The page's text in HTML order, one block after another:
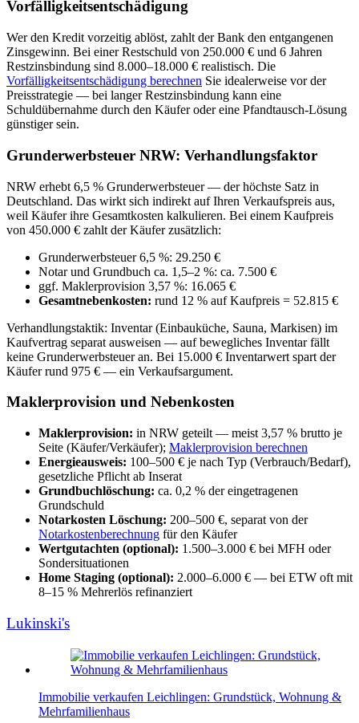
Vorfälligkeitsentschädigung
Wer den Kredit vorzeitig ablöst, zahlt der Bank den entgangenen
Zinsgewinn. Bei einer Restschuld von 250.000 € und 6 Jahren
Restzinsbindung sind 8.000–18.000 € realistisch. Die
Vorfälligkeitsentschädigung berechnen Sie idealerweise vor der
Preisstrategie — bei langer Restzinsbindung kann eine
Schuldübernahme durch den Käufer oder eine Pfandtausch-Lösung
günstiger sein.
Grunderwerbsteuer NRW: Verhandlungsfaktor
NRW erhebt 6,5 % Grunderwerbsteuer — der höchste Satz in
Deutschland. Das wirkt sich indirekt auf Ihren Verkaufspreis aus,
weil Käufer ihre Gesamtkosten kalkulieren. Bei einem Kaufpreis
von 450.000 € zahlt der Käufer zusätzlich:
Grunderwerbsteuer 6,5 %: 29.250 €
Notar und Grundbuch ca. 1,5–2 %: ca. 7.500 €
ggf. Maklerprovision 3,57 %: 16.065 €
Gesamtnebenkosten: rund 12 % auf Kaufpreis = 52.815 €
Verhandlungstaktik: Inventar (Einbauküche, Sauna, Markisen) im
Kaufvertrag separat ausweisen — auf bewegliches Inventar fällt
keine Grunderwerbsteuer an. Bei 15.000 € Inventarwert spart der
Käufer rund 975 € — ein Verkaufsargument.
Maklerprovision und Nebenkosten
Maklerprovision: in NRW geteilt — meist 3,57 % brutto je
Seite (Käufer/Verkäufer); Maklerprovision berechnen
Energieausweis: 100–500 € je nach Typ (Verbrauch/Bedarf),
gesetzliche Pflicht ab Inserat
Grundbuchlöschung: ca. 0,2 % der eingetragenen
Grundschuld
Notarkosten Löschung: 200–500 €, separat von der
Notarkostenberechnung für den Käufer
Wertgutachten (optional): 1.500–3.000 € bei MFH oder
Sondersituationen
Home Staging (optional): 2.000–6.000 € — bei ETW oft mit
8–15 % Mehrerlös refinanziert
Lukinski's
Immobilie verkaufen Leichlingen: Grundstück, Wohnung &
Mehrfamilienhaus